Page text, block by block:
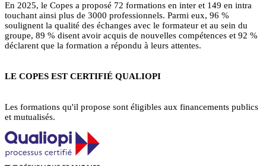
En 2025, le Copes a proposé 72 formations en inter et 149 en intra
touchant ainsi plus de 3000 professionnels. Parmi eux, 96 %
soulignent la qualité des échanges avec le formateur et au sein du
groupe, 89 % disent avoir acquis de nouvelles compétences et 92 %
déclarent que la formation a répondu à leurs attentes.
LE COPES EST CERTIFIÉ QUALIOPI
Les formations qu'il propose sont éligibles aux financements publics
et mutualisés.